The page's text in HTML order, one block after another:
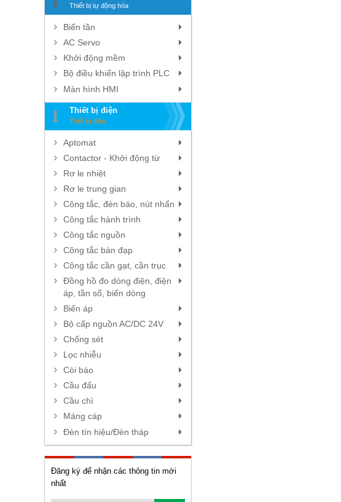
Thiết bị tự động hóa
Biến tần
AC Servo
Khởi động mềm
Bộ điều khiển lập trình PLC
Màn hình HMI
Thiết bị điện
Thiết bị điện
Aptomat
Contactor - Khởi động từ
Rơ le nhiệt
Rơ le trung gian
Công tắc, đèn báo, nút nhấn
Công tắc hành trình
Công tắc nguồn
Công tắc bàn đạp
Công tắc cần gạt, cần trục
Đồng hồ đo dòng điện, điện
áp, tần số, biến dòng
Biến áp
Bộ cấp nguồn AC/DC 24V
Chống sét
Lọc nhiễu
Còi báo
Cầu đấu
Cầu chì
Máng cáp
Đèn tín hiệu/Đèn tháp
Đăng ký để nhận các thông tin mới
nhất